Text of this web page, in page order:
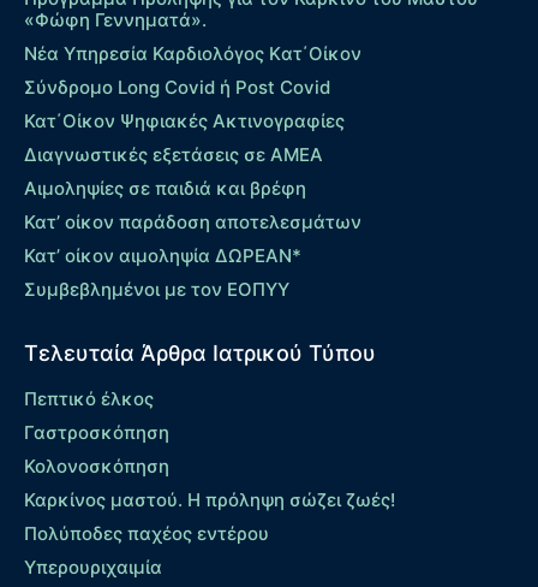
«Φώφη Γεννηματά».
Νέα Υπηρεσία Καρδιολόγος Kατ΄Οίκον
Σύνδρομο Long Covid ή Post Covid
Κατ΄Οίκον Ψηφιακές Ακτινογραφίες
Διαγνωστικές εξετάσεις σε ΑΜΕΑ
Αιμοληψίες σε παιδιά και βρέφη
Κατ’ οίκον παράδοση αποτελεσμάτων
Κατ’ οίκον αιμοληψία ΔΩΡΕΑΝ*
Συμβεβλημένοι με τον ΕΟΠΥΥ
Τελευταία Άρθρα Ιατρικού Τύπου
Πεπτικό έλκος
Γαστροσκόπηση
Κολονοσκόπηση
Καρκίνος μαστού. Η πρόληψη σώζει ζωές!
Πολύποδες παχέος εντέρου
Yπερουριχαιμία